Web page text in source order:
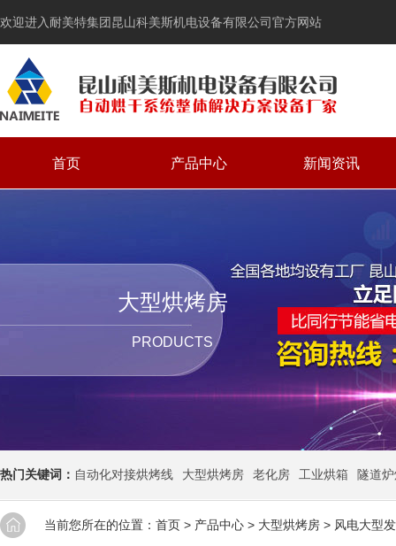
欢迎进入耐美特集团昆山科美斯机电设备有限公司官方网站
首页 产品中心 新闻资讯
大型烘烤房
PRODUCTS
热门关键词： 自动化对接烘烤线 大型烘烤房 老化房 工业烘箱 隧道
当前您所在的位置： 首页 > 产品中心 > 大型烘烤房 > 风电大型